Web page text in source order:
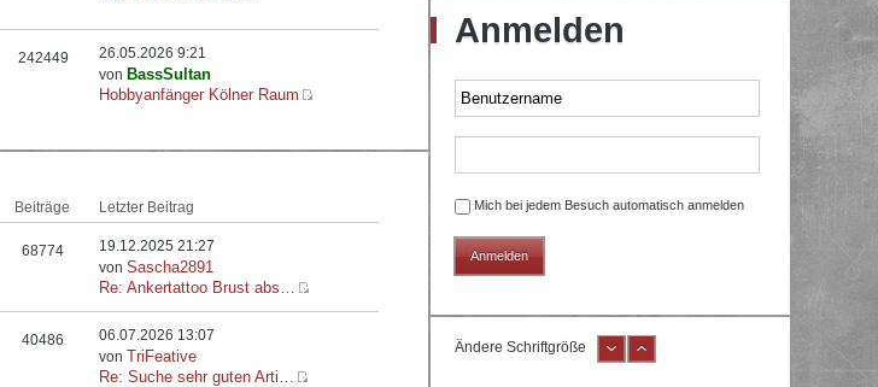
242449
26.05.2026 9:21
von BassSultan
Hobbyanfänger Kölner Raum
Beiträge Letzter Beitrag
68774
19.12.2025 21:27
vonSascha2891
Re: Ankertattoo Brust abs…
40486
06.07.2026 13:07
von TriFeative
Re: Suche sehr guten Arti…
Anmelden
Mich bei jedem Besuch automatisch anmelden
Ändere Schriftgröße